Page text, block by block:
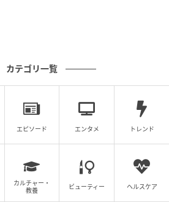
カテゴリ一覧
エピソード エンタメ トレンド
カルチャー・
教養
ビューティー ヘルスケア